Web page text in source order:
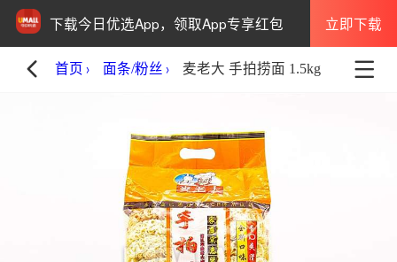
下载今日优选App，领取App专享红包 立即下载
首页 面条/粉丝 麦老大 手拍捞面 1.5kg